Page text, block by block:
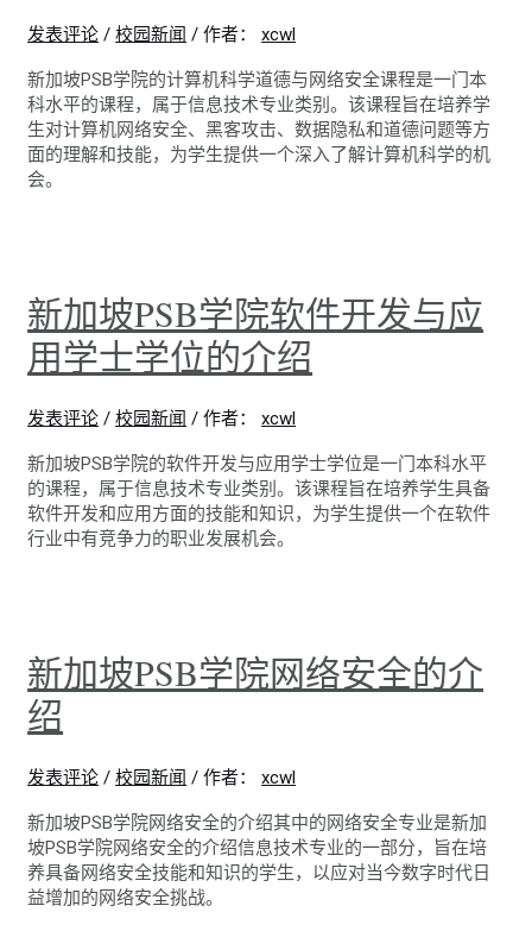
发表评论 /校园新闻 / 作者： xcwl
新加坡PSB学院的计算机科学道德与网络安全课程是一门本
科水平的课程，属于信息技术专业类别。该课程旨在培养学
生对计算机网络安全、黑客攻击、数据隐私和道德问题等方
面的理解和技能，为学生提供一个深入了解计算机科学的机
会。
新加坡PSB学院软件开发与应
用学士学位的介绍
发表评论 /校园新闻 / 作者： xcwl
新加坡PSB学院的软件开发与应用学士学位是一门本科水平
的课程，属于信息技术专业类别。该课程旨在培养学生具备
软件开发和应用方面的技能和知识，为学生提供一个在软件
行业中有竞争力的职业发展机会。
新加坡PSB学院网络安全的介
绍
发表评论 /校园新闻 / 作者： xcwl
新加坡PSB学院网络安全的介绍其中的网络安全专业是新加
坡PSB学院网络安全的介绍信息技术专业的一部分，旨在培
养具备网络安全技能和知识的学生，以应对当今数字时代日
益增加的网络安全挑战。